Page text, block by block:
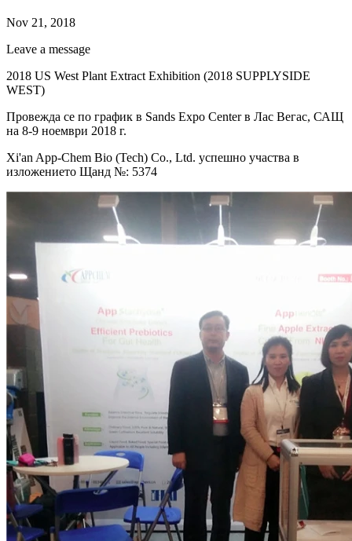
Nov 21, 2018
Leave a message
2018 US West Plant Extract Exhibition (2018 SUPPLYSIDE
WEST)
Провежда се по график в Sands Expo Center в Лас Вегас, САЩ
на 8-9 ноември 2018 г.
Xi'an App-Chem Bio (Tech) Co., Ltd. успешно участва в
изложението Щанд №: 5374